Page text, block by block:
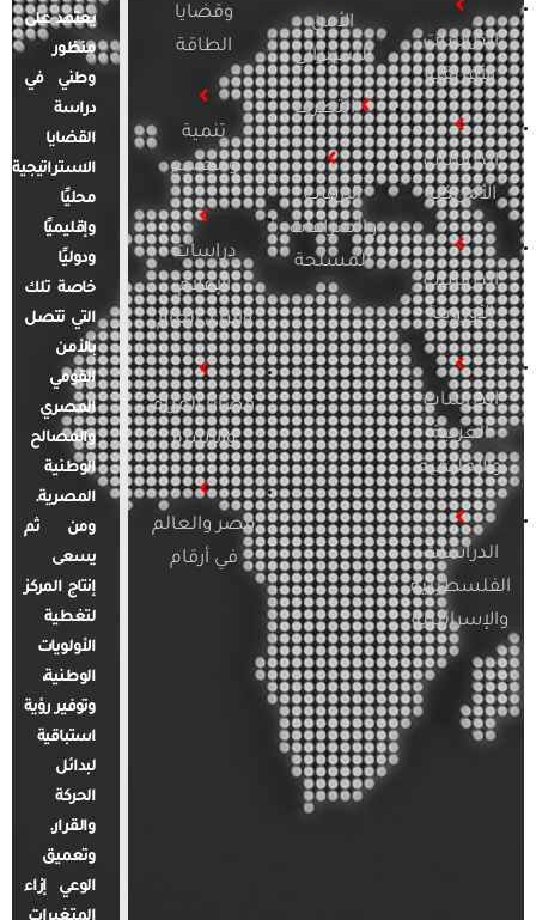
الدراسات
الأفريقية
الدراسات
الأمريكية
الدراسات
الأوروبية
الدراسات
العربية
والإقليمية
الدراسات
الفلسطينية
والإسرائيلية
الأمن
السيبراني
التطرف
الإرهاب
والصراعات
المسلحة
وقضايا
الطاقة
تنمية
ومجتمع
دراسات
الإعلام
والرأي العام
قضايا المرأة
والأسرة
مصر والعالم
في أرقام
يعتمد على
منظور
وطني في
دراسة
القضايا
الاستراتيجية
محليًا
وإقليميًا
ودوليًا
خاصة تلك
التي تتصل
بالأمن
القومي
المصري
والمصالح
الوطنية
المصرية.
ومن ثم
يسعى
إنتاج المركز
لتغطية
الأولويات
الوطنية،
وتوفير رؤية
استباقية
لبدائل
الحركة
والقرار.
وتعميق
الوعي إزاء